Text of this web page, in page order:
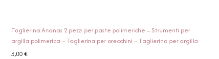
Taglierina Ananas 2 pezzi per paste polimeriche – Strumenti per
argilla polimerica – Taglierina per orecchini – Taglierina per argilla
3,00€